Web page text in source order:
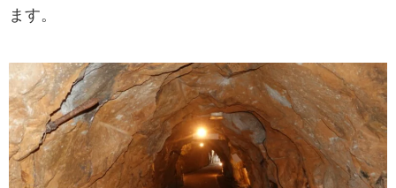
ます。